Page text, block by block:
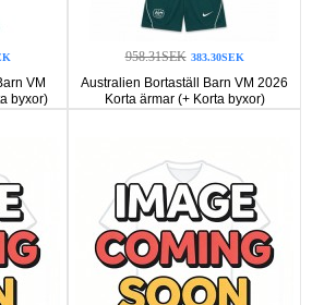
VM
byxor)
958.31SEK 383.30SEK
Australien Bortaställ Barn VM 2026
Korta ärmar (+ Korta byxor)